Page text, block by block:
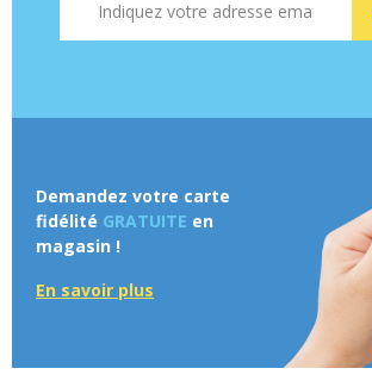
Demandez votre carte
fidélité GRATUITE en
magasin !
En savoir plus